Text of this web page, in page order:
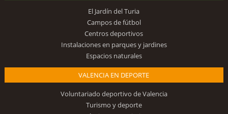
El Jardín del Turia
Campos de fútbol
Centros deportivos
Instalaciones en parques y jardines
Espacios naturales
VALENCIA EN DEPORTE
Voluntariado deportivo de Valencia
Turismo y deporte